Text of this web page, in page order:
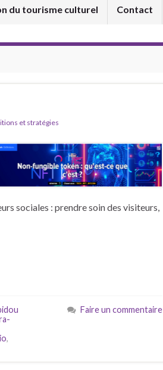
du tourisme culturel Contact
et stratégies
sociales : prendre soin des visiteurs,
,
Faire un commentaire